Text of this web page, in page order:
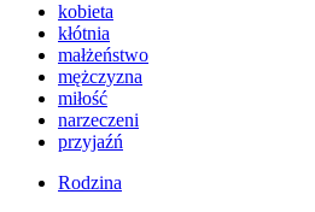
kobieta
kłótnia
małżeństwo
mężczyzna
miłość
narzeczeni
przyjaźń
Rodzina